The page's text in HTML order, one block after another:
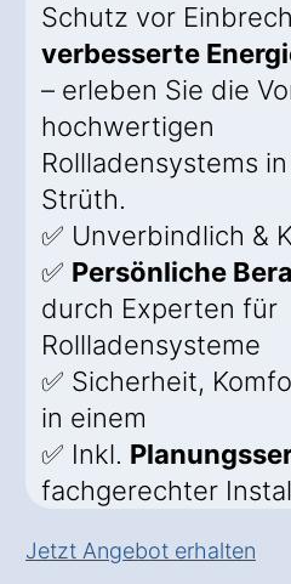
Schutz vor
verbesserte
– erleben Sie die
hochwertigen
Rollladensystems
Strüth.
✅ Unverbindlich &
✅ Persönliche
durch Experten für
Rollladensysteme
✅ Sicherheit,
in einem
✅ Inkl.
fachgerechter
Jetzt Angebot erhalten